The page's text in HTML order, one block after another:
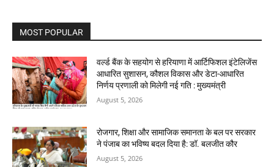
MOST POPULAR
वर्ल्ड बैंक के सहयोग से हरियाणा में आर्टिफिशल इंटेलिजेंस
आधारित सुशासन, कौशल विकास और डेटा-आधारित
निर्णय प्रणाली को मिलेगी नई गति : मुख्यमंत्री
August 5, 2026
रोजगार, शिक्षा और सामाजिक समानता के बल पर सरकार
ने पंजाब का भविष्य बदल दिया है: डॉ. बलजीत कौर
August 5, 2026